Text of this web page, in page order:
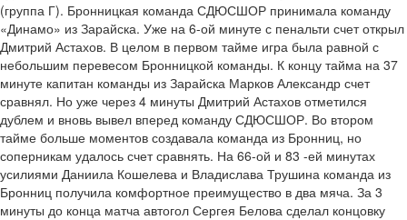
(группа Г). Бронницкая команда СДЮСШОР принимала команду
«Динамо» из Зарайска. Уже на 6-ой минуте с пенальти счет открыл
Дмитрий Астахов. В целом в первом тайме игра была равной с
небольшим перевесом Бронницкой команды. К концу тайма на 37
минуте капитан команды из Зарайска Марков Александр счет
сравнял. Но уже через 4 минуты Дмитрий Астахов отметился
дублем и вновь вывел вперед команду СДЮСШОР. Во втором
тайме больше моментов создавала команда из Бронниц, но
соперникам удалось счет сравнять. На 66-ой и 83 -ей минутах
усилиями Даниила Кошелева и Владислава Трушина команда из
Бронниц получила комфортное преимущество в два мяча. За 3
минуты до конца матча автогол Сергея Белова сделал концовку